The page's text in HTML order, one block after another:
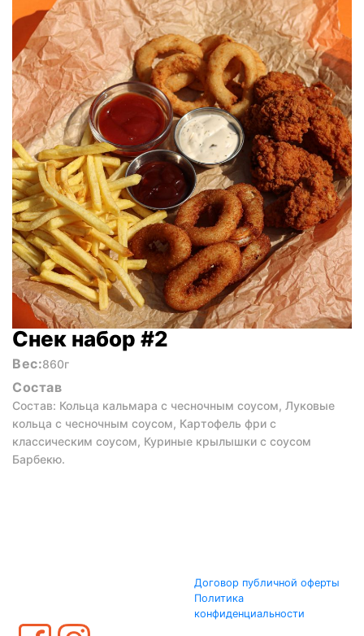
Снек набор #2
Вес:860г
Состав
Состав: Кольца кальмара с чесночным соусом, Луковые
кольца с чесночным соусом, Картофель фри с
классическим соусом, Куриные крылышки с соусом
Барбекю.
Договор публичной оферты
Политика
конфиденциальности